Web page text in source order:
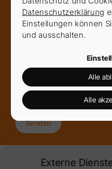
Nachricht *
Ich akzeptiere die
Senden
Externe
Datenschutzerklärung
Einstellungen können
und ausschalten.
Alle
Alle